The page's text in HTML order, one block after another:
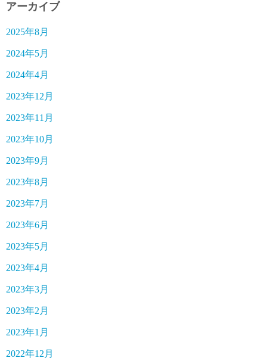
アーカイブ
2025年8月
2024年5月
2024年4月
2023年12月
2023年11月
2023年10月
2023年9月
2023年8月
2023年7月
2023年6月
2023年5月
2023年4月
2023年3月
2023年2月
2023年1月
2022年12月